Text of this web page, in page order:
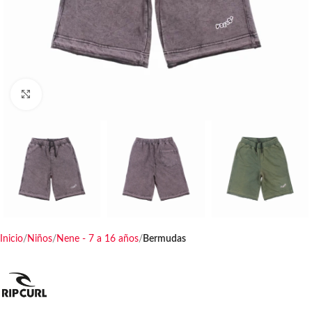
Inicio Niños Nene - 7 a 16 años Bermudas